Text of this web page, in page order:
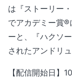
は『ストーリー
でアカデミー賞®
ーと、『ハクソ
されたアンドリ
【配信開始日】